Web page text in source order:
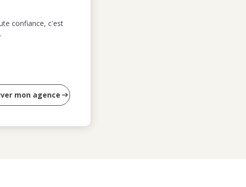
confiance, c'est
mon agence